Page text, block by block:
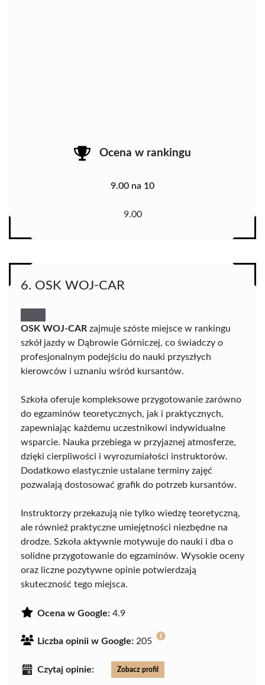
Ocena w rankingu
9.00 na 10
9.00
6. OSK WOJ-CAR
OSK WOJ-CAR zajmuje szóste miejsce w rankingu
szkół jazdy w Dąbrowie Górniczej, co świadczy o
profesjonalnym podejściu do nauki przyszłych
kierowców i uznaniu wśród kursantów.
Szkoła oferuje kompleksowe przygotowanie zarówno
do egzaminów teoretycznych, jak i praktycznych,
zapewniając każdemu uczestnikowi indywidualne
wsparcie. Nauka przebiega w przyjaznej atmosferze,
dzięki cierpliwości i wyrozumiałości instruktorów.
Dodatkowo elastycznie ustalane terminy zajęć
pozwalają dostosować grafik do potrzeb kursantów.
Instruktorzy przekazują nie tylko wiedzę teoretyczną,
ale również praktyczne umiejętności niezbędne na
drodze. Szkoła aktywnie motywuje do nauki i dba o
solidne przygotowanie do egzaminów. Wysokie oceny
oraz liczne pozytywne opinie potwierdzają
skuteczność tego miejsca.
Ocena w Google: 4.9
Liczba opinii w Google: 205
Czytaj opinie: Zobacz profil